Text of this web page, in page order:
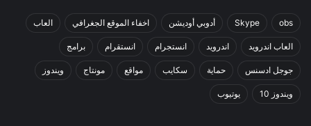
obs
Skype أدوبي أوديشن اخفاء الموقع الجغرافي العاب
العاب اندرويد اندرويد انستجرام انستقرام برامج
جوجل ادسنس حماية سكايب مواقع مونتاج ويندوز
ويندوز 10 يوتيوب